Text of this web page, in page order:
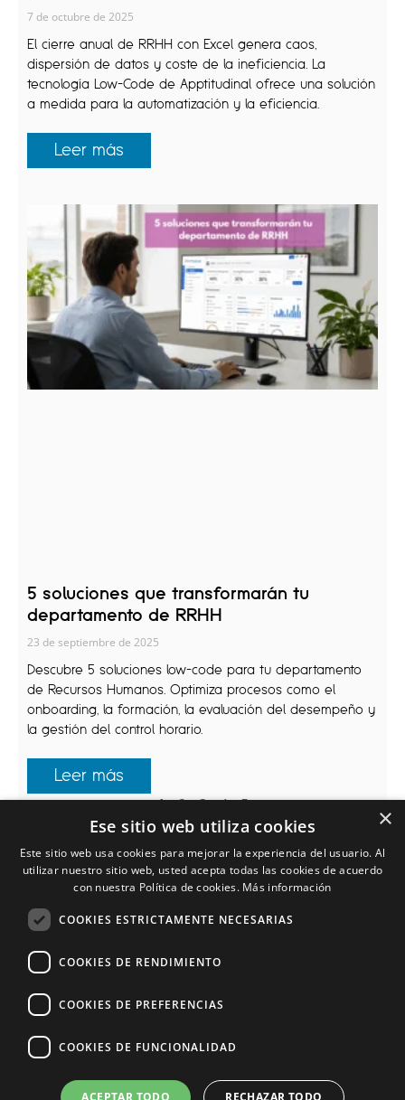
7 de octubre de 2025
El cierre anual de RRHH con Excel genera caos,
dispersión de datos y coste de la ineficiencia. La
tecnología Low-Code de Apptitudinal ofrece una solución
a medida para la automatización y la eficiencia.
Leer más
5 soluciones que transformarán tu
departamento de RRHH
23 de septiembre de 2025
Descubre 5 soluciones low-code para tu departamento
de Recursos Humanos. Optimiza procesos como el
onboarding, la formación, la evaluación del desempeño y
la gestión del control horario.
Leer más
1 2 3 4 5
Apptitudinal® 2025
Partners
×
Ese sitio web utiliza cookies
Este sitio web usa cookies para mejorar la experiencia del usuario. Al
utilizar nuestro sitio web, usted acepta todas las cookies de acuerdo
con nuestra Política de cookies. Más información
COOKIES ESTRICTAMENTE NECESARIAS
COOKIES DE RENDIMIENTO
COOKIES DE PREFERENCIAS
COOKIES DE FUNCIONALIDAD
ACEPTAR TODO RECHAZAR TODO